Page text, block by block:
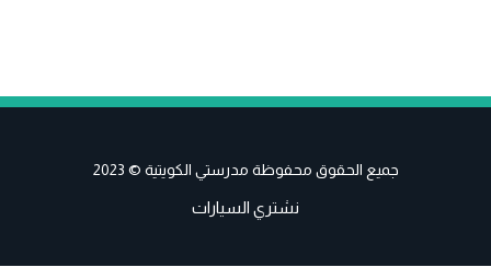
جميع الحقوق محفوظة مدرستي الكويتية © 2023
نشتري السيارات